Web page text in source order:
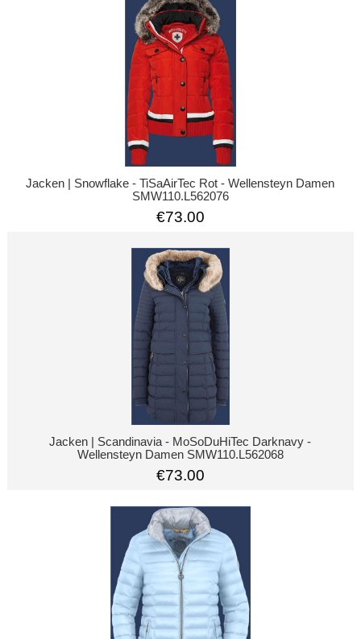
Jacken | Snowflake - TiSaAirTec Rot - Wellensteyn Damen
SMW110.L562076
€73.00
Jacken | Scandinavia - MoSoDuHiTec Darknavy -
Wellensteyn Damen SMW110.L562068
€73.00